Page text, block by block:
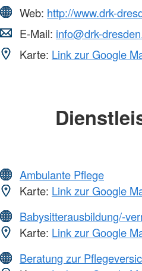
Web: http://www.drk-
E-Mail: info@drk-
Karte: Link zur Google
Ambulante Pflege
Karte: Link zur Google
Babysitterausbildung/-
Karte: Link zur Google
Beratung zur